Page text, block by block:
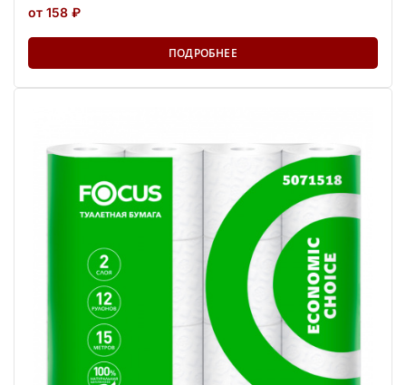
от 158 ₽
ПОДРОБНЕЕ